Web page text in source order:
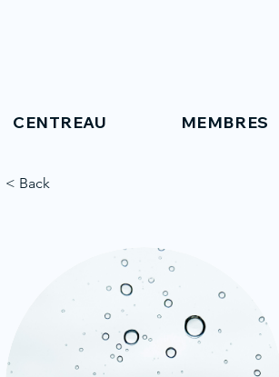
CENTREAU MEMBRES
< Back